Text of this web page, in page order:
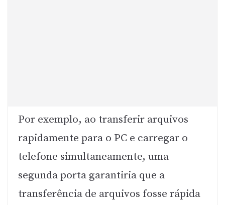
Por exemplo, ao transferir arquivos
rapidamente para o PC e carregar o
telefone simultaneamente, uma
segunda porta garantiria que a
transferência de arquivos fosse rápida